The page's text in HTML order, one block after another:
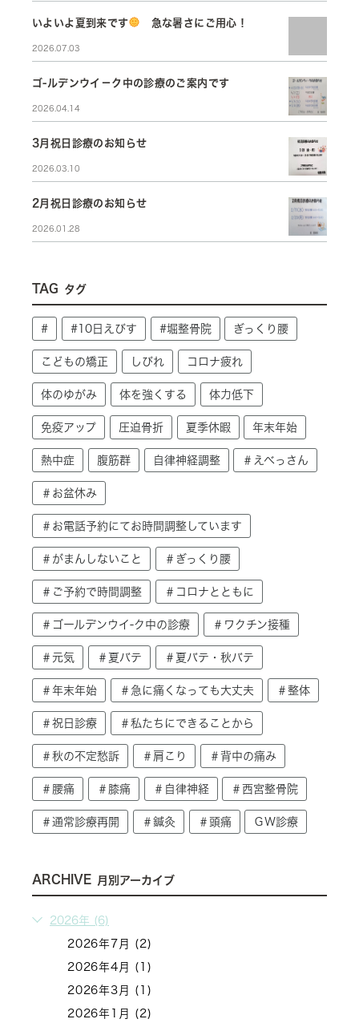
いよいよ夏到来です 急な暑さにご用心！
2026.07.03
ゴ-ルデンウイ－ク中の診療のご案内です
2026.04.14
3月祝日診療のお知らせ
2026.03.10
2月祝日診療のお知らせ
2026.01.28
TAG タグ
# #10日えびす #堀整骨院 ぎっくり腰
こどもの矯正 しびれ コロナ疲れ
体のゆがみ 体を強くする 体力低下
免疫アップ 圧迫骨折 夏季休暇 年末年始
熱中症 腹筋群 自律神経調整 ＃えべっさん
＃お盆休み
＃お電話予約にてお時間調整しています
＃がまんしないこと ＃ぎっくり腰
＃ご予約で時間調整 ＃コロナとともに
＃ゴールデンウイ-ク中の診療 ＃ワクチン接種
＃元気 ＃夏バテ ＃夏バテ・秋バテ
＃年末年始 ＃急に痛くなっても大丈夫 ＃整体
＃祝日診療 ＃私たちにできることから
＃秋の不定愁訴 ＃肩こり ＃背中の痛み
＃腰痛 ＃膝痛 ＃自律神経 ＃西宮整骨院
＃通常診療再開 ＃鍼灸 ＃頭痛 ＧＷ診療
ARCHIVE 月別アーカイブ
2026年 (6)
2026年7月 (2)
2026年4月 (1)
2026年3月 (1)
2026年1月 (2)